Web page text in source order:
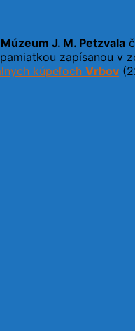
Múzeum J. M. Petzvala
zapísanou v
kúpeľoch Vrbov